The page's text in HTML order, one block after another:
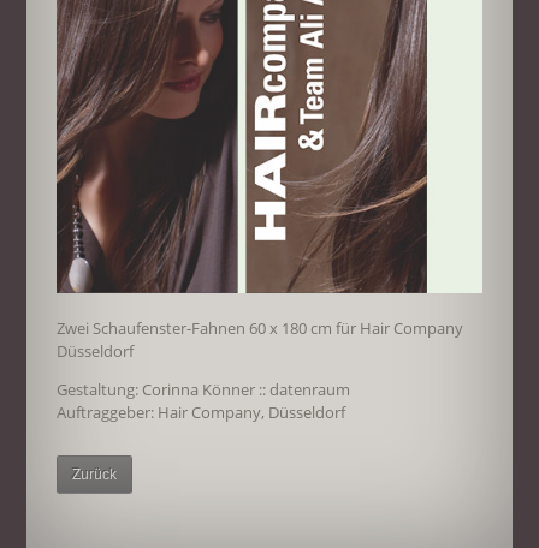
Zwei Schaufenster-Fahnen 60 x 180 cm für Hair Company
Düsseldorf
Gestaltung: Corinna Könner :: datenraum
Auftraggeber: Hair Company, Düsseldorf
Zurück